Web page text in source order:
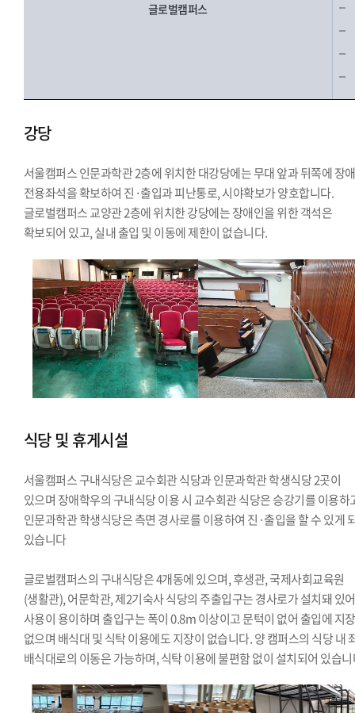
글로벌캠퍼스
강당
서울캠퍼스 인문과학관 2층에 위치한 대강당에는 무대 앞과 뒤쪽에 장
전용좌석을 확보하여 진·출입과 피난통로, 시야확보가 양호합니다.
글로벌캠퍼스 교양관 2층에 위치한 강당에는 장애인을 위한 객석은
확보되어 있고, 실내 출입 및 이동에 제한이 없습니다.
식당 및 휴게시설
서울캠퍼스 구내식당은 교수회관 식당과 인문과학관 학생식당 2곳이
있으며 장애학우의 구내식당 이용 시 교수회관 식당은 승강기를 이용하
인문과학관 학생식당은 측면 경사로를 이용하여 진·출입을 할 수 있게
있습니다
글로벌캠퍼스의 구내식당은 4개동에 있으며, 후생관, 국제사회교육원
(생활관), 어문학관, 제2기숙사 식당의 주출입구는 경사로가 설치돼 있어
사용이 용이하며 출입구는 폭이 0.8m 이상이고 문턱이 없어 출입에 지
없으며 배식대 및 식탁 이용에도 지장이 없습니다. 양 캠퍼스의 식당 내
배식대로의 이동은 가능하며, 식탁 이용에 불편함 없이 설치되어 있습